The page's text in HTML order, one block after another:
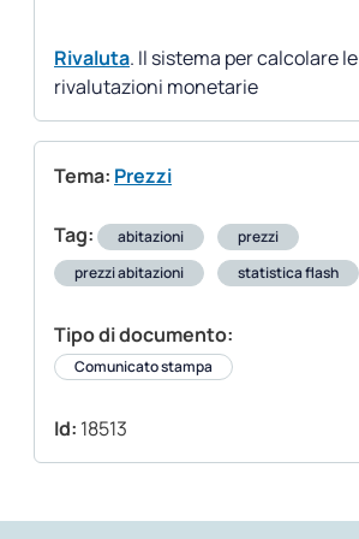
Rivaluta. Il sistema per calcolare le
rivalutazioni monetarie
Tema: Prezzi
Tag: abitazioni
prezzi
prezzi abitazioni
statistica flash
Tipo di documento:
Comunicato stampa
Id: 18513